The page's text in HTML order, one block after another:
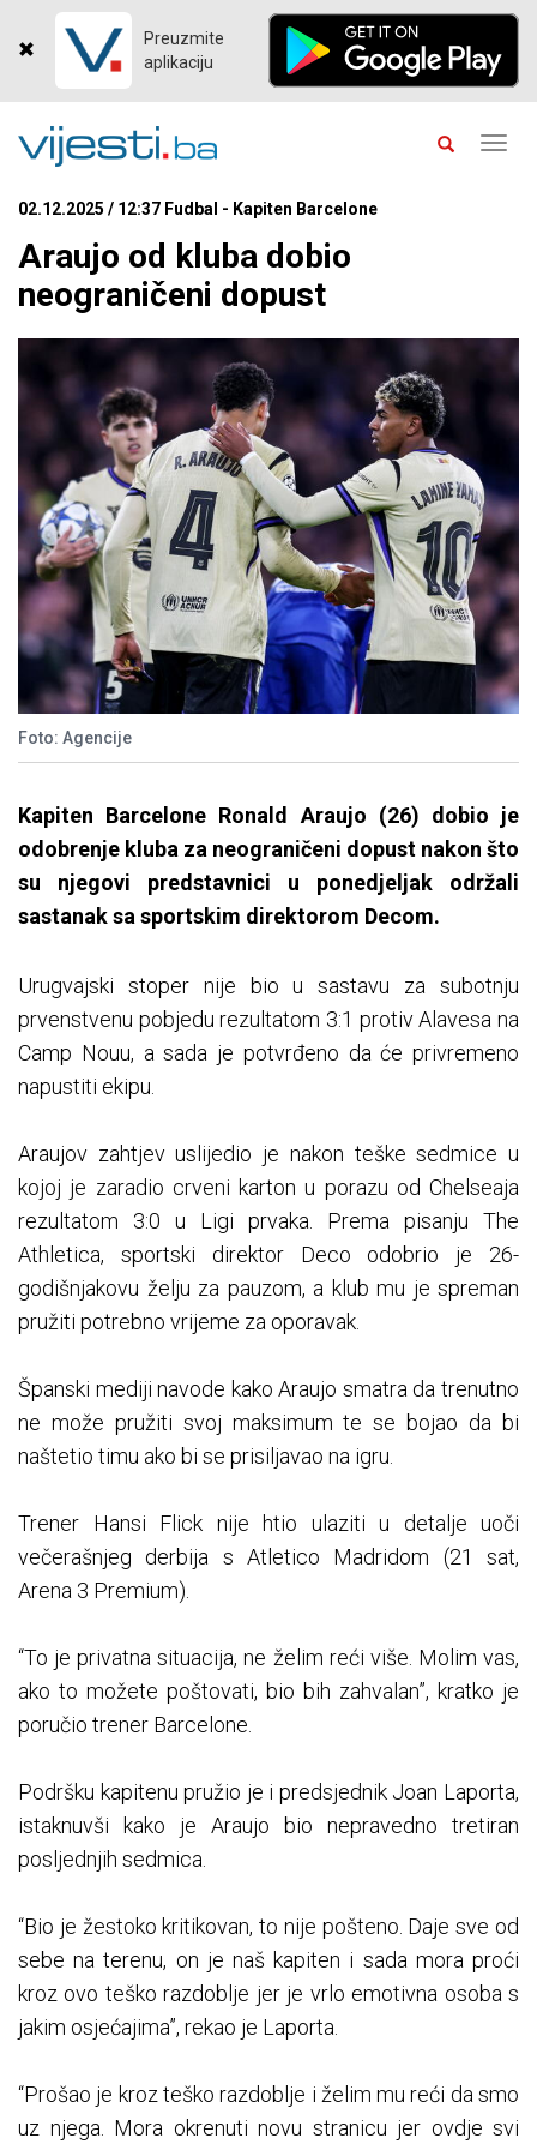
Preuzmite
aplikaciju
02.12.2025 / 12:37 Fudbal - Kapiten Barcelone
Araujo od kluba dobio
neograničeni dopust
Foto: Agencije
Kapiten Barcelone Ronald Araujo (26) dobio je
odobrenje kluba za neograničeni dopust nakon što
su njegovi predstavnici u ponedjeljak održali
sastanak sa sportskim direktorom Decom.
Urugvajski stoper nije bio u sastavu za subotnju
prvenstvenu pobjedu rezultatom 3:1 protiv Alavesa na
Camp Nouu, a sada je potvrđeno da će privremeno
napustiti ekipu.
Araujov zahtjev uslijedio je nakon teške sedmice u
kojoj je zaradio crveni karton u porazu od Chelseaja
rezultatom 3:0 u Ligi prvaka. Prema pisanju The
Athletica, sportski direktor Deco odobrio je 26-
godišnjakovu želju za pauzom, a klub mu je spreman
pružiti potrebno vrijeme za oporavak.
Španski mediji navode kako Araujo smatra da trenutno
ne može pružiti svoj maksimum te se bojao da bi
naštetio timu ako bi se prisiljavao na igru.
Trener Hansi Flick nije htio ulaziti u detalje uoči
večerašnjeg derbija s Atletico Madridom (21 sat,
Arena 3 Premium).
“To je privatna situacija, ne želim reći više. Molim vas,
ako to možete poštovati, bio bih zahvalan”, kratko je
poručio trener Barcelone.
Podršku kapitenu pružio je i predsjednik Joan Laporta,
istaknuvši kako je Araujo bio nepravedno tretiran
posljednjih sedmica.
“Bio je žestoko kritikovan, to nije pošteno. Daje sve od
sebe na terenu, on je naš kapiten i sada mora proći
kroz ovo teško razdoblje jer je vrlo emotivna osoba s
jakim osjećajima”, rekao je Laporta.
“Prošao je kroz teško razdoblje i želim mu reći da smo
uz njega. Mora okrenuti novu stranicu jer ovdje svi